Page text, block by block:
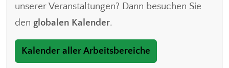
unserer Veranstaltungen? Dann besuchen Sie
den globalen Kalender.
Kalender aller Arbeitsbereiche